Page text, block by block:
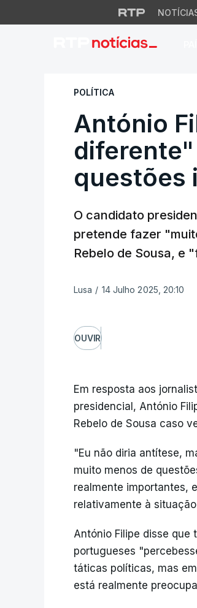
António
POLÍTICA
António
questões
O candidato
pretende fazer
Rebelo de Sousa, e
Lusa / 14 Julho 2025, 20:10
OUVIR
Em resposta aos
presidencial, António
Rebelo de Sousa caso
"Eu não diria antítese,
muito menos de
realmente importantes,
relativamente à
António Filipe disse
portugueses
táticas políticas, mas
está realmente